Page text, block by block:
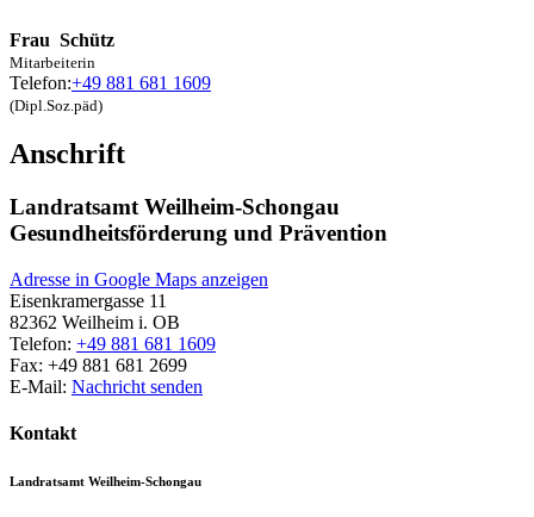
Frau Schütz
Mitarbeiterin
Telefon:+49 881 681 1609
(Dipl.Soz.päd)
Anschrift
Landratsamt Weilheim-Schongau
Gesundheitsförderung und Prävention
Adresse in Google Maps anzeigen
Eisenkramergasse 11
82362 Weilheim i. OB
Telefon: +49 881 681 1609
Fax: +49 881 681 2699
E-Mail: Nachricht senden
Kontakt
Landratsamt Weilheim-Schongau